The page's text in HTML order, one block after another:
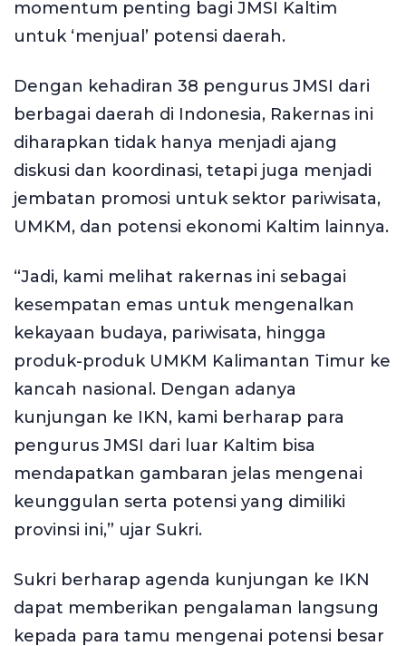
momentum penting bagi JMSI Kaltim
untuk ‘menjual’ potensi daerah.
Dengan kehadiran 38 pengurus JMSI dari
berbagai daerah di Indonesia, Rakernas ini
diharapkan tidak hanya menjadi ajang
diskusi dan koordinasi, tetapi juga menjadi
jembatan promosi untuk sektor pariwisata,
UMKM, dan potensi ekonomi Kaltim lainnya.
“Jadi, kami melihat rakernas ini sebagai
kesempatan emas untuk mengenalkan
kekayaan budaya, pariwisata, hingga
produk-produk UMKM Kalimantan Timur ke
kancah nasional. Dengan adanya
kunjungan ke IKN, kami berharap para
pengurus JMSI dari luar Kaltim bisa
mendapatkan gambaran jelas mengenai
keunggulan serta potensi yang dimiliki
provinsi ini,” ujar Sukri.
Sukri berharap agenda kunjungan ke IKN
dapat memberikan pengalaman langsung
kepada para tamu mengenai potensi besar